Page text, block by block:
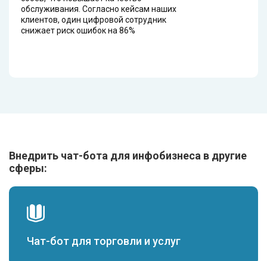
обслуживания. Согласно кейсам наших
клиентов, один цифровой сотрудник
снижает риск ошибок на 86%
Внедрить чат-бота для инфобизнеса в другие
сферы:
Чат-бот для торговли и услуг